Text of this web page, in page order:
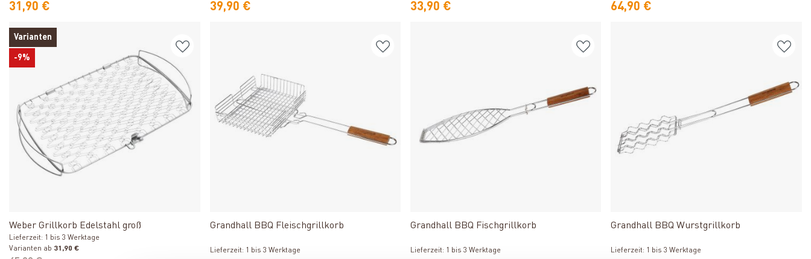
31,90 € 39,90 € 33,90 € 64,90 €
Varianten
-9%
Weber Grillkorb Edelstahl groß
Lieferzeit: 1 bis 3 Werktage
Varianten ab 31,90 €
Grandhall BBQ Fleischgrillkorb
Lieferzeit: 1 bis 3 Werktage
Grandhall BBQ Fischgrillkorb
Lieferzeit: 1 bis 3 Werktage
Grandhall BBQ Wurstgrillkorb
Lieferzeit: 1 bis 3 Werktage